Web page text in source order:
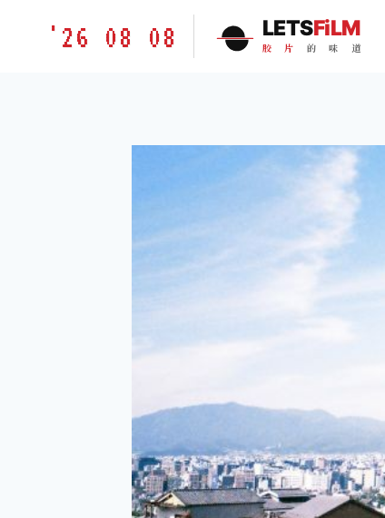
胶'26 08 08 LETSFiLM
胶 片 的 味 道